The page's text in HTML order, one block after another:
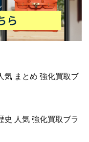
気 まとめ 強化買取ブ
史 人気 強化買取ブラ